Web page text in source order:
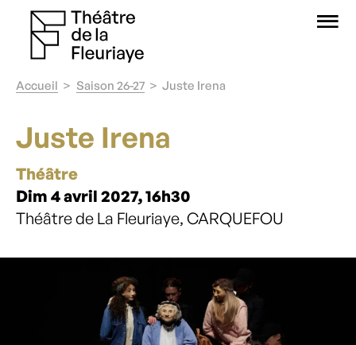
Accueil Saison 26-27 Juste Irena
Juste Irena
Théâtre
Dim 4 avril 2027, 16h30
Théâtre de La Fleuriaye, CARQUEFOU